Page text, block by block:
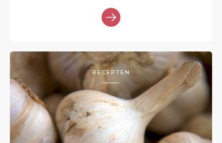
RECEPTEN